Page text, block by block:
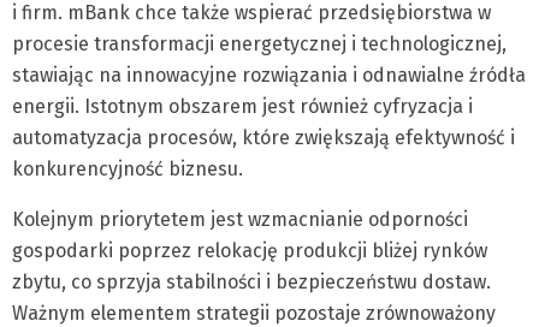
i firm. mBank chce także wspierać przedsiębiorstwa w
procesie transformacji energetycznej i technologicznej,
stawiając na innowacyjne rozwiązania i odnawialne źródła
energii. Istotnym obszarem jest również cyfryzacja i
automatyzacja procesów, które zwiększają efektywność i
konkurencyjność biznesu.
Kolejnym priorytetem jest wzmacnianie odporności
gospodarki poprzez relokację produkcji bliżej rynków
zbytu, co sprzyja stabilności i bezpieczeństwu dostaw.
Ważnym elementem strategii pozostaje zrównoważony